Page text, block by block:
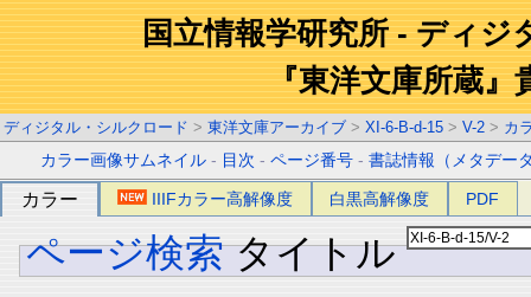
国立情報学研究所 - ディジ
『東洋文庫所蔵』
ディジタル・シルクロード > 東洋文庫アーカイブ > XI-6-B-d-15 > V-2 > カ
カラー画像サムネイル - 目次 -ページ番号 -書誌情報（メタデー
カラー IIIFカラー高解像度 白黒高解像度 PDF
ページ検索 タイトル